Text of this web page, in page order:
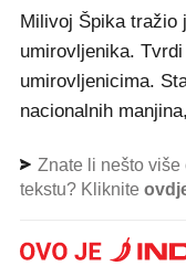
Milivoj Špika tražio
umirovljenika.
umirovljenicima.
nacionalnih
Znate li nešto
tekstu? Kliknite